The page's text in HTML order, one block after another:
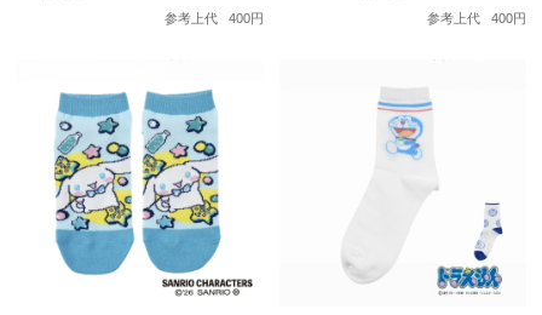
参考上代
400円
参考上代
400円